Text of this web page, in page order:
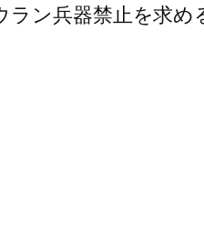
ン兵器禁止を求